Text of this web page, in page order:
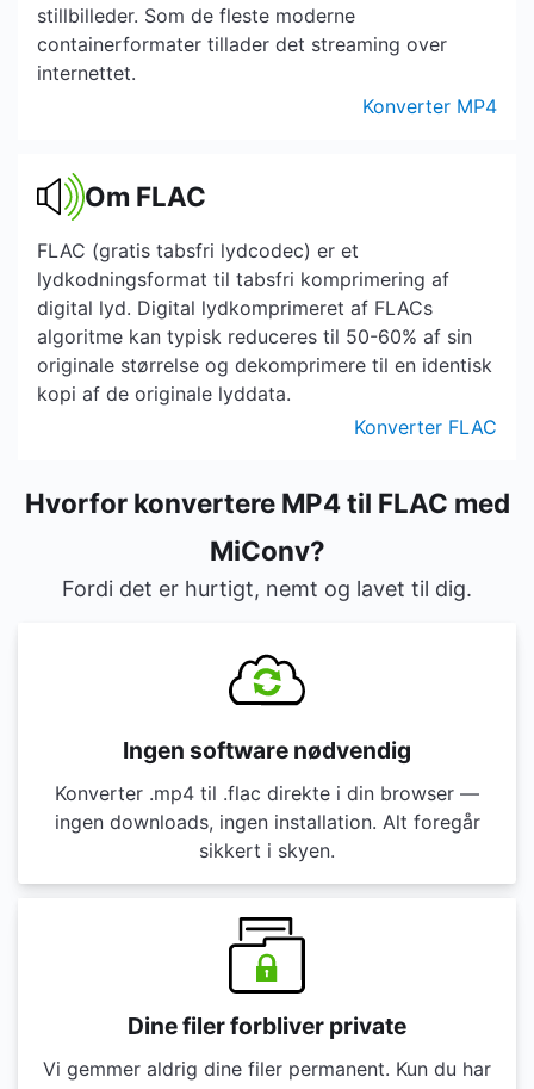
stillbilleder. Som de fleste moderne
containerformater tillader det streaming over
internettet.
Konverter MP4
Om FLAC
FLAC (gratis tabsfri lydcodec) er et
lydkodningsformat til tabsfri komprimering af
digital lyd. Digital lydkomprimeret af FLACs
algoritme kan typisk reduceres til 50-60% af sin
originale størrelse og dekomprimere til en identisk
kopi af de originale lyddata.
Konverter FLAC
Hvorfor konvertere MP4 til FLAC med
MiConv?
Fordi det er hurtigt, nemt og lavet til dig.
Ingen software nødvendig
Konverter .mp4 til .flac direkte i din browser —
ingen downloads, ingen installation. Alt foregår
sikkert i skyen.
Dine filer forbliver private
Vi gemmer aldrig dine filer permanent. Kun du har